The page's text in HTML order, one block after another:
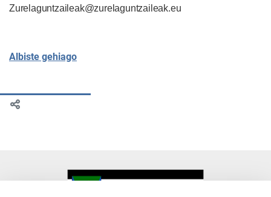
Zurelaguntzaileak@zurelaguntzaileak.eu
Albiste gehiago